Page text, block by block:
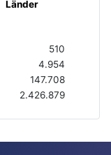
Länder
510
4.954
147.708
2.426.879